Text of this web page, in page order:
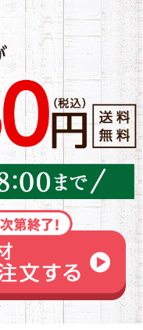
ー、マッシュポ
テトパウダー、
醤油(小麦・大豆
を含む)、馬鈴薯
澱粉、人参パウ
ダー(人参)、揚げ
にんにく(にんに
く、米油)、コシ
ョウ
アレルゲン：小
麦、大豆
和風顆粒だし原
材料：かつお節
粉末(国内製造)、
食塩、砂糖(ビー
トグラニュー
(天然由来)、昆布
粉末
チキンブイヨン
原材料：食塩(国
内製造)、砂糖(ビ